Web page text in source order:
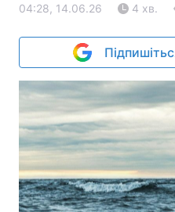
04:28, 14.06.26 4 хв.